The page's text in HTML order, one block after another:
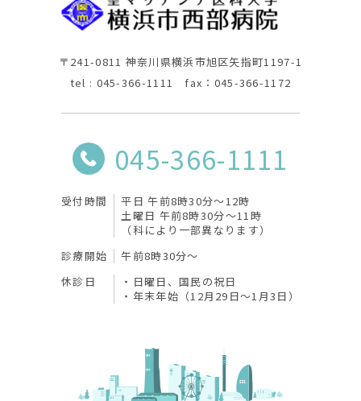
〒241-0811 神奈川県横浜市旭区矢指町1197-1
tel : 045-366-1111 fax：045-366-1172
045-366-1111
受付時間
平日 午前8時30分〜12時
土曜日 午前8時30分〜11時
（科により一部異なります）
診療開始
午前8時30分〜
休診日
日曜日、国民の祝日
年末年始（12月29日～1月3日）